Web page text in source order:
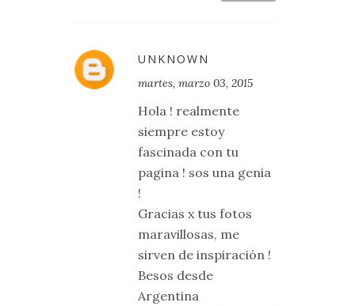
UNKNOWN
martes, marzo 03, 2015
Hola ! realmente
siempre estoy
fascinada con tu
pagina ! sos una genia
!
Gracias x tus fotos
maravillosas, me
sirven de inspiración !
Besos desde
Argentina